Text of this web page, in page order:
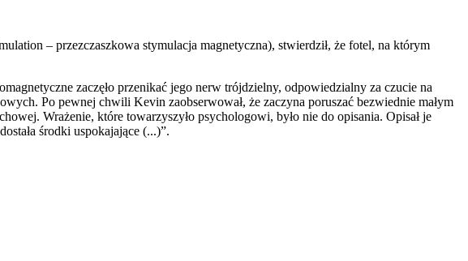
– przezczaszkowa stymulacja magnetyczna), stwierdził, że fotel, na którym
zaczęło przenikać jego nerw trójdzielny, odpowiedzialny za czucie na
Po pewnej chwili Kevin zaobserwował, że zaczyna poruszać bezwiednie małym
Wrażenie, które towarzyszyło psychologowi, było nie do opisania. Opisał je
środki uspokajające (...)”.